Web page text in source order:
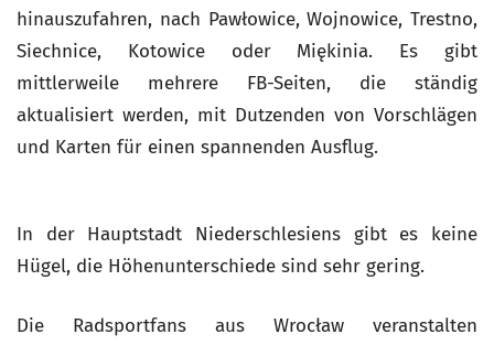
hinauszufahren, nach Pawłowice, Wojnowice, Trestno,
Siechnice, Kotowice oder Miękinia. Es gibt
mittlerweile mehrere FB-Seiten, die ständig
aktualisiert werden, mit Dutzenden von Vorschlägen
und Karten für einen spannenden Ausflug.
In der Hauptstadt Niederschlesiens gibt es keine
Hügel, die Höhenunterschiede sind sehr gering.
Die Radsportfans aus Wrocław veranstalten